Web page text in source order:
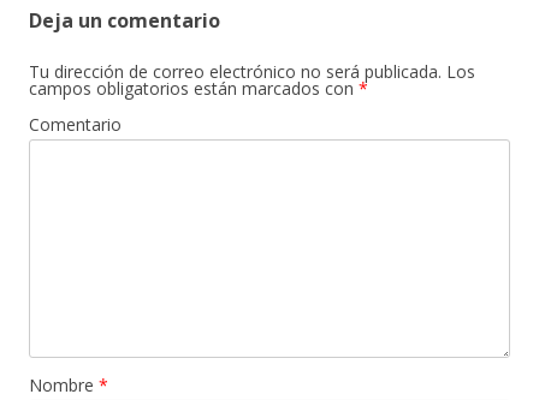
Deja un comentario
Tu dirección de correo electrónico no será publicada. Los
campos obligatorios están marcados con *
Comentario
Nombre *